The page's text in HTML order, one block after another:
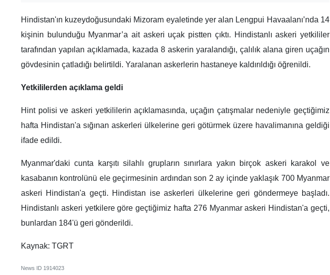
Hindistan'ın kuzeydoğusundaki Mizoram eyaletinde yer alan Lengpui Havaalanı’nda 14
kişinin bulunduğu Myanmar’a ait askeri uçak pistten çıktı. Hindistanlı askeri yetkililer
tarafından yapılan açıklamada, kazada 8 askerin yaralandığı, çalılık alana giren uçağın
gövdesinin çatladığı belirtildi. Yaralanan askerlerin hastaneye kaldırıldığı öğrenildi.
Yetkililerden açıklama geldi
Hint polisi ve askeri yetkililerin açıklamasında, uçağın çatışmalar nedeniyle geçtiğimiz
hafta Hindistan'a sığınan askerleri ülkelerine geri götürmek üzere havalimanına geldiği
ifade edildi.
Myanmar'daki cunta karşıtı silahlı grupların sınırlara yakın birçok askeri karakol ve
kasabanın kontrolünü ele geçirmesinin ardından son 2 ay içinde yaklaşık 700 Myanmar
askeri Hindistan'a geçti. Hindistan ise askerleri ülkelerine geri göndermeye başladı.
Hindistanlı askeri yetkilere göre geçtiğimiz hafta 276 Myanmar askeri Hindistan'a geçti,
bunlardan 184'ü geri gönderildi.
Kaynak: TGRT
News ID 1914023